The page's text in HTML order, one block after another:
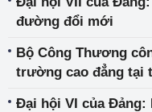
đường đổi mới
Bộ Công Thương
trường cao đẳng tại
Đại hội VI của